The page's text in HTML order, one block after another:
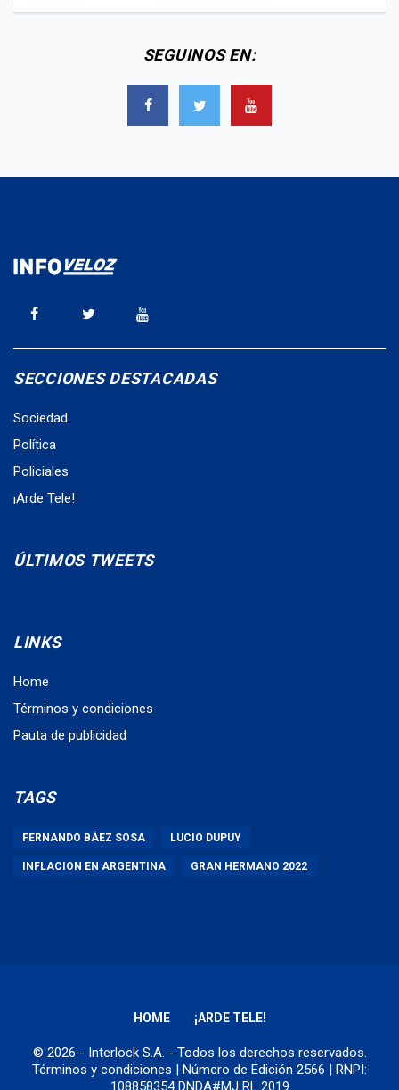
SEGUINOS EN:
SECCIONES DESTACADAS
Sociedad
Política
Policiales
¡Arde Tele!
ÚLTIMOS TWEETS
LINKS
Home
Términos y condiciones
Pauta de publicidad
TAGS
FERNANDO BÁEZ SOSA LUCIO DUPUY
INFLACION EN ARGENTINA GRAN HERMANO 2022
HOME ¡ARDE TELE!
© 2026 - Interlock S.A. - Todos los derechos reservados.
Términos y condiciones | Número de Edición 2566 | RNPI:
108858354 DNDA#MJ RL 2019